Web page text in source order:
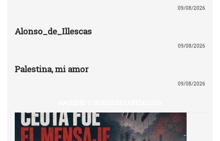
09/08/2026
Alonso_de_Illescas
09/08/2026
Palestina, mi amor
09/08/2026